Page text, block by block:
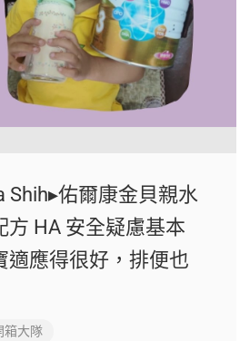
Shih▸佑爾康金貝親水
方 HA 安全疑慮基本
適應得很好，排便也
箱大隊